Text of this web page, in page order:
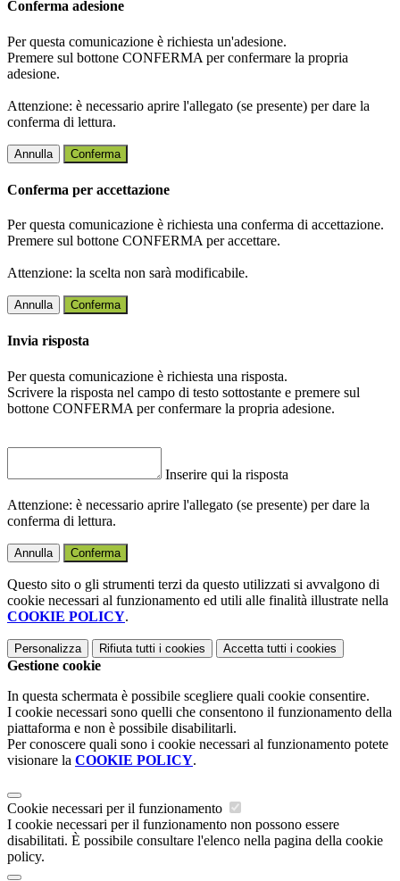
Conferma adesione
Per questa comunicazione è richiesta un'adesione.
Premere sul bottone CONFERMA per confermare la propria
adesione.
Attenzione: è necessario aprire l'allegato (se presente) per dare la
conferma di lettura.
Annulla Conferma
Conferma per accettazione
Per questa comunicazione è richiesta una conferma di accettazione.
Premere sul bottone CONFERMA per accettare.
Attenzione: la scelta non sarà modificabile.
Annulla Conferma
Invia risposta
Per questa comunicazione è richiesta una risposta.
Scrivere la risposta nel campo di testo sottostante e premere sul
bottone CONFERMA per confermare la propria adesione.
Inserire qui la risposta
Attenzione: è necessario aprire l'allegato (se presente) per dare la
conferma di lettura.
Annulla Conferma
Questo sito o gli strumenti terzi da questo utilizzati si avvalgono di
cookie necessari al funzionamento ed utili alle finalità illustrate nella
COOKIE POLICY.
Personalizza Rifiuta tutti i cookies Accetta tutti i cookies
Gestione cookie
In questa schermata è possibile scegliere quali cookie consentire.
I cookie necessari sono quelli che consentono il funzionamento della
piattaforma e non è possibile disabilitarli.
Per conoscere quali sono i cookie necessari al funzionamento potete
visionare la COOKIE POLICY.
Cookie necessari per il funzionamento
I cookie necessari per il funzionamento non possono essere
disabilitati. È possibile consultare l'elenco nella pagina della cookie
policy.